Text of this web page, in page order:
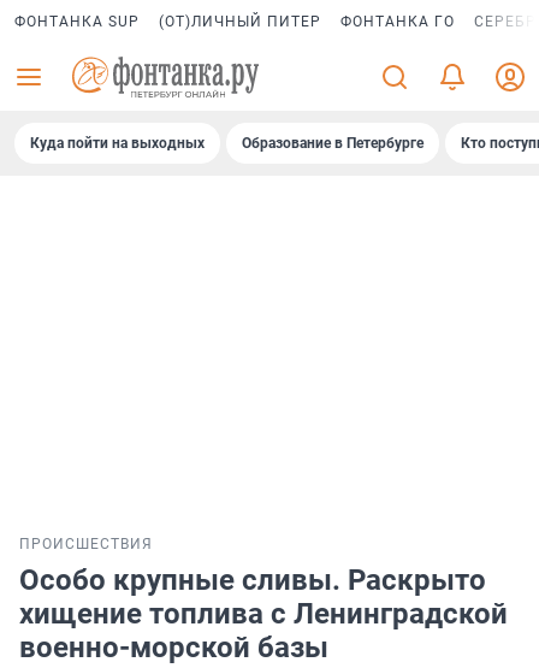
ФОНТАНКА SUP (ОТ)ЛИЧНЫЙ ПИТЕР ФОНТАНКА ГО
Куда пойти на выходных Образование в Петербурге Кто
ПРОИСШЕСТВИЯ
Особо крупные сливы. Раскрыто
хищение топлива с Ленинградской
военно-морской базы